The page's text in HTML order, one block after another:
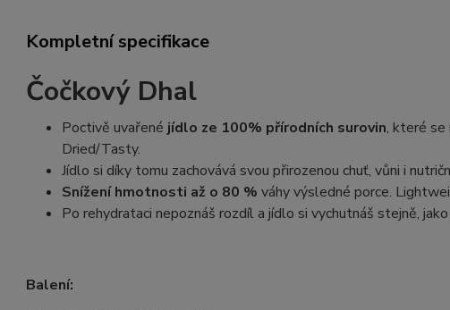
Kompletní specifikace
Čočkový Dhal
Poctivě uvařené jídlo ze 100% přírodních surovin, které se
Dried/Tasty.
Jídlo si díky tomu zachovává svou přirozenou chuť, vůni i
Snížení hmotnosti až o 80 % váhy výsledné porce.
Po rehydrataci nepoznáš rozdíl a jídlo si vychutnáš stejně,
Balení: